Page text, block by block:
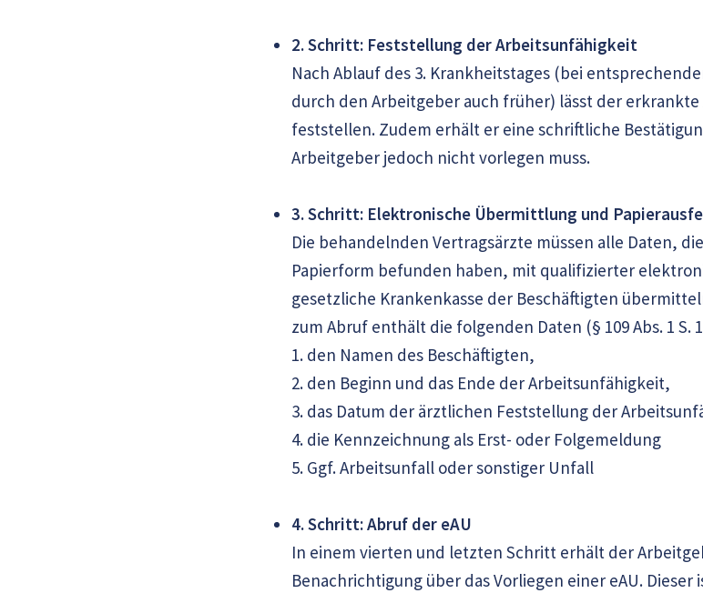
2. Schritt: Feststellung der Arbeitsunfähigkeit
Nach Ablauf des 3. Krankheitstages (bei
durch den Arbeitgeber auch früher) lässt der
feststellen. Zudem erhält er eine schriftliche
Arbeitgeber jedoch nicht vorlegen muss.
3. Schritt: Elektronische Übermittlung und
Die behandelnden Vertragsärzte müssen alle Daten,
Papierform befunden haben, mit qualifizierter
gesetzliche Krankenkasse der Beschäftigten
zum Abruf enthält die folgenden Daten (§ 109 Abs. 1 S. 1
1. den Namen des Beschäftigten,
2. den Beginn und das Ende der Arbeitsunfähigkeit,
3. das Datum der ärztlichen Feststellung der
4. die Kennzeichnung als Erst- oder Folgemeldung
5. Ggf. Arbeitsunfall oder sonstiger Unfall
4. Schritt: Abruf der eAU
In einem vierten und letzten Schritt erhält der
Benachrichtigung über das Vorliegen einer eAU.